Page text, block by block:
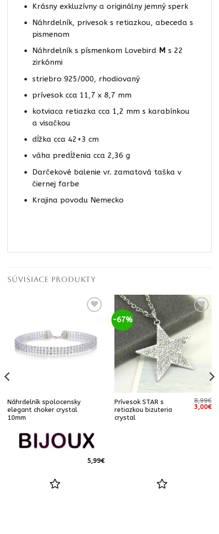
Krásny exkluzívny a originálny jemný sperk
Náhrdelník, privesok s retiazkou, abeceda s
pismenom
Náhrdelník s písmenkom Lovebird M s 22
zirkónmi
striebro 925/000, rhodiovaný
prívesok cca 11,7 x 8,7 mm
kotviaca retiazka cca 1,2 mm s karabínkou
a visačkou
dĺžka cca 42+3 cm
váha predĺženia cca 2,36 g
Darčekové balenie vr. zamatová taška v
čiernej farbe
Krajina povodu Nemecko
SÚVISIACE PRODUKTY
Náhrdelník spolocensky
elegant choker crystal
10mm
5,99€
-67%
Prívesok STAR s
retiazkou bizuteria
crystal
8,99€
3,00€